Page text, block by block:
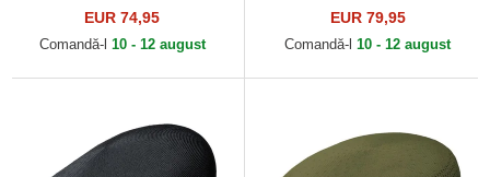
EUR 74,95
Comandă-l 10 - 12 august
EUR 79,95
Comandă-l 10 - 12 august